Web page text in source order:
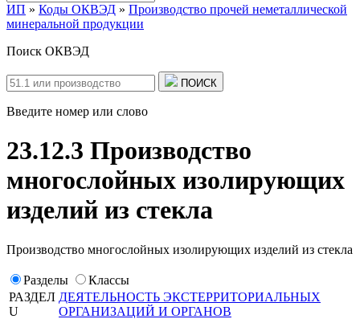
ИП » Коды ОКВЭД » Производство прочей неметаллической
минеральной продукции
Поиск ОКВЭД
ПОИСК
Введите номер или слово
23.12.3 Производство
многослойных изолирующих
изделий из стекла
Производство многослойных изолирующих изделий из стекла
Разделы
Классы
РАЗДЕЛ
U
ДЕЯТЕЛЬНОСТЬ ЭКСТЕРРИТОРИАЛЬНЫХ
ОРГАНИЗАЦИЙ И ОРГАНОВ